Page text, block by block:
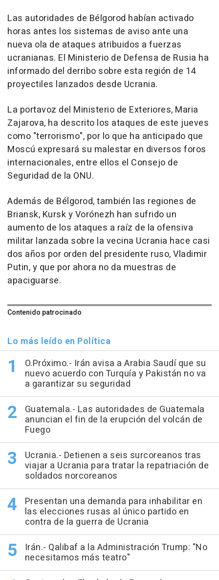
Las autoridades de Bélgorod habían activado
horas antes los sistemas de aviso ante una
nueva ola de ataques atribuidos a fuerzas
ucranianas. El Ministerio de Defensa de Rusia ha
informado del derribo sobre esta región de 14
proyectiles lanzados desde Ucrania.
La portavoz del Ministerio de Exteriores, Maria
Zajarova, ha descrito los ataques de este jueves
como "terrorismo", por lo que ha anticipado que
Moscú expresará su malestar en diversos foros
internacionales, entre ellos el Consejo de
Seguridad de la ONU.
Además de Bélgorod, también las regiones de
Briansk, Kursk y Vorónezh han sufrido un
aumento de los ataques a raíz de la ofensiva
militar lanzada sobre la vecina Ucrania hace casi
dos años por orden del presidente ruso, Vladimir
Putin, y que por ahora no da muestras de
apaciguarse.
Contenido patrocinado
Lo más leído en Política
O.Próximo.- Irán avisa a Arabia Saudí que su
nuevo acuerdo con Turquía y Pakistán no va
a garantizar su seguridad
Guatemala.- Las autoridades de Guatemala
anuncian el fin de la erupción del volcán de
Fuego
Ucrania.- Detienen a seis surcoreanos tras
viajar a Ucrania para tratar la repatriación de
soldados norcoreanos
Presentan una demanda para inhabilitar en
las elecciones rusas al único partido en
contra de la guerra de Ucrania
Irán.- Qalibaf a la Administración Trump: "No
necesitamos más teatro"